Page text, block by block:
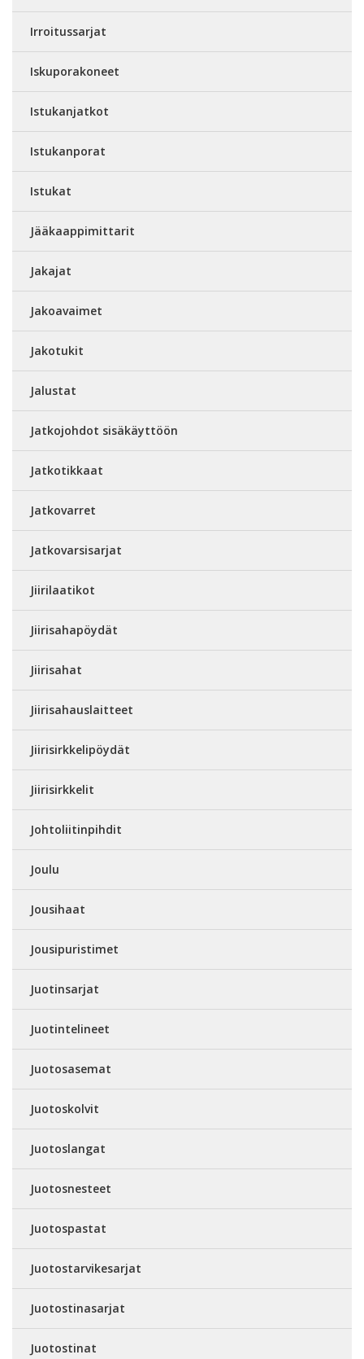
Irroitussarjat
Iskuporakoneet
Istukanjatkot
Istukanporat
Istukat
Jääkaappimittarit
Jakajat
Jakoavaimet
Jakotukit
Jalustat
Jatkojohdot sisäkäyttöön
Jatkotikkaat
Jatkovarret
Jatkovarsisarjat
Jiirilaatikot
Jiirisahapöydät
Jiirisahat
Jiirisahauslaitteet
Jiirisirkkelipöydät
Jiirisirkkelit
Johtoliitinpihdit
Joulu
Jousihaat
Jousipuristimet
Juotinsarjat
Juotintelineet
Juotosasemat
Juotoskolvit
Juotoslangat
Juotosnesteet
Juotospastat
Juotostarvikesarjat
Juotostinasarjat
Juotostinat